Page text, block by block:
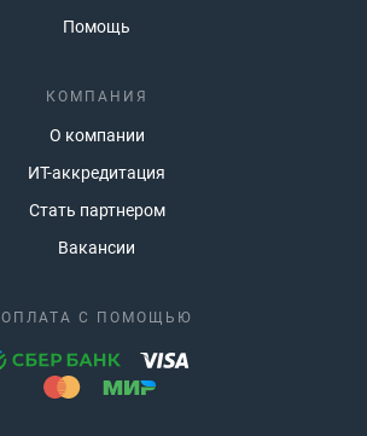
Помощь
КОМПАНИЯ
О компании
ИТ-аккредитация
Стать партнером
Вакансии
ОПЛАТА С ПОМОЩЬЮ